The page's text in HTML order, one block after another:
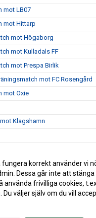
mot LB07
mot Hittarp
mot Högaborg
mot Kulladals FF
mot Prespa Birlik
mot FC Rosengård
mot Oxie
Klagshamn
fungera korrekt använder vi
Dessa går inte att stänga
använda frivilliga cookies,
väljer själv om du vill